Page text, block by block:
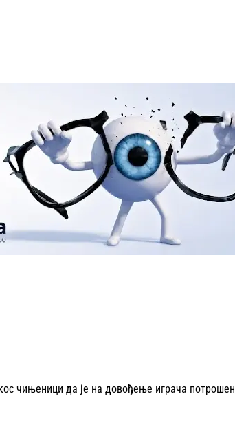
чињеници да је на довођење играча